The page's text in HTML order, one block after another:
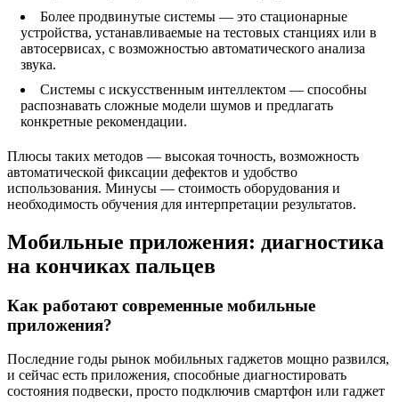
Более продвинутые системы — это стационарные
устройства, устанавливаемые на тестовых станциях или в
автосервисах, с возможностью автоматического анализа
звука.
Системы с искусственным интеллектом — способны
распознавать сложные модели шумов и предлагать
конкретные рекомендации.
Плюсы таких методов — высокая точность, возможность
автоматической фиксации дефектов и удобство
использования. Минусы — стоимость оборудования и
необходимость обучения для интерпретации результатов.
Мобильные приложения: диагностика
на кончиках пальцев
Как работают современные мобильные
приложения?
Последние годы рынок мобильных гаджетов мощно развился,
и сейчас есть приложения, способные диагностировать
состояния подвески, просто подключив смартфон или гаджет